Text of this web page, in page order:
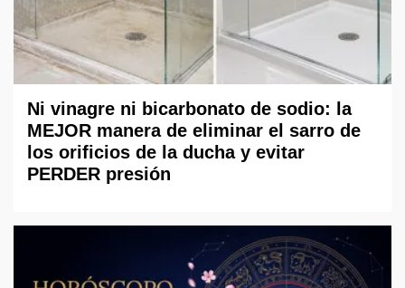
Ni vinagre ni bicarbonato de sodio: la
MEJOR manera de eliminar el sarro de
los orificios de la ducha y evitar
PERDER presión